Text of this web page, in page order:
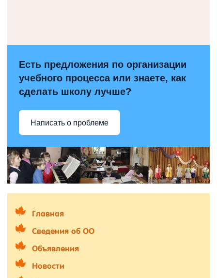
Есть предложения по организации
учебного процесса или знаете, как
сделать школу лучше?
Написать о проблеме
Главная
Сведения об ОО
Объявления
Новости